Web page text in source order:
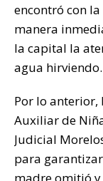
encontró con
manera
la capital la
agua hirviendo.
Por lo
Auxiliar de
Judicial
para